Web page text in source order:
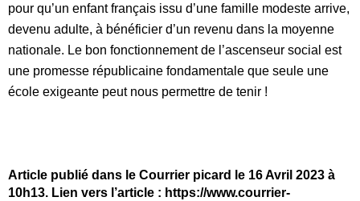
pour qu’un enfant français issu d’une famille modeste arrive,
devenu adulte, à bénéficier d’un revenu dans la moyenne
nationale. Le bon fonctionnement de l’ascenseur social est
une promesse républicaine fondamentale que seule une
école exigeante peut nous permettre de tenir !
Article publié dans le Courrier picard le 16 Avril 2023 à
10h13. Lien vers l’article : https://www.courrier-